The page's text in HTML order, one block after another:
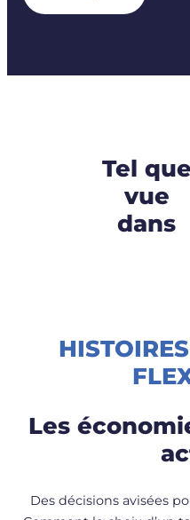
Tel que
vue
dans
Les
Des décisions avisées